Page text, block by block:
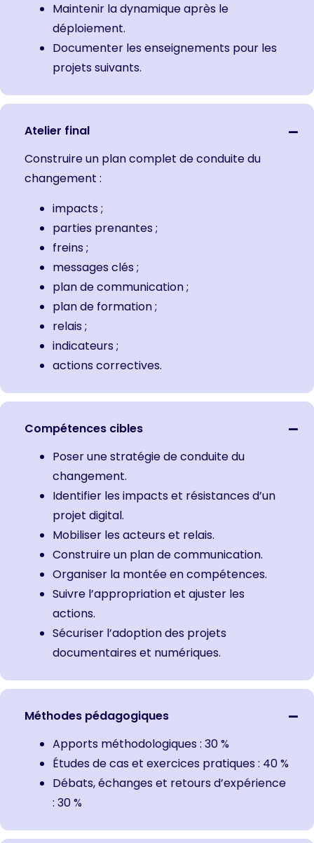
Maintenir la dynamique après le
déploiement.
Documenter les enseignements pour les
projets suivants.
Atelier final
Construire un plan complet de conduite du
changement :
impacts ;
parties prenantes ;
freins ;
messages clés ;
plan de communication ;
plan de formation ;
relais ;
indicateurs ;
actions correctives.
Compétences cibles
Poser une stratégie de conduite du
changement.
Identifier les impacts et résistances d’un
projet digital.
Mobiliser les acteurs et relais.
Construire un plan de communication.
Organiser la montée en compétences.
Suivre l’appropriation et ajuster les
actions.
Sécuriser l’adoption des projets
documentaires et numériques.
Méthodes pédagogiques
Apports méthodologiques : 30 %
Études de cas et exercices pratiques : 40 %
Débats, échanges et retours d’expérience
: 30 %